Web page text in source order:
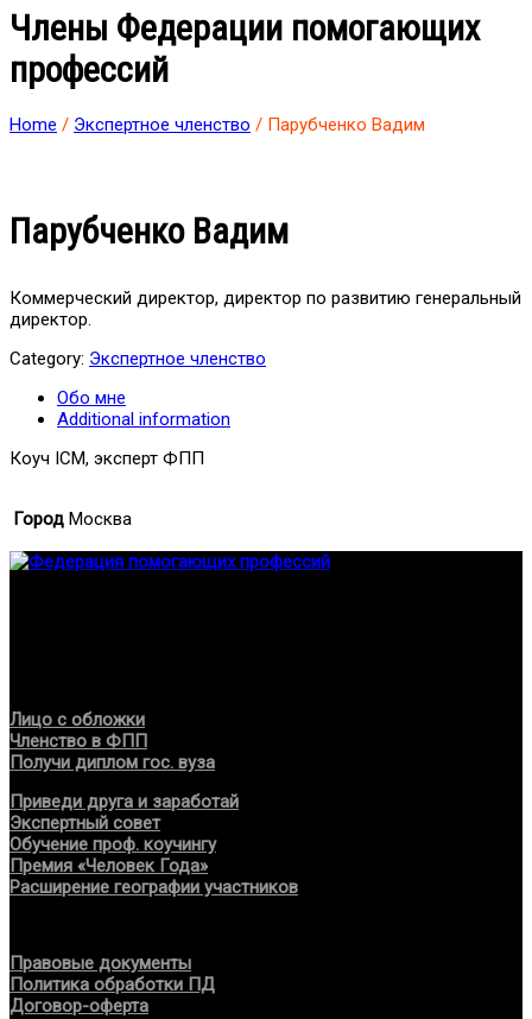
Члены Федерации помогающих
профессий
Home / Экспертное членство / Парубченко Вадим
Парубченко Вадим
Коммерческий директор, директор по развитию генеральный
директор.
Category: Экспертное членство
Обо мне
Additional information
Коуч ICM, эксперт ФПП
Город Москва
Лицо с обложки
Членство в ФПП
Получи диплом гос. вуза
Приведи друга и заработай
Экспертный совет
Обучение проф. коучингу
Премия «Человек Года»
Расширение географии участников
Правовые документы
Политика обработки ПД
Договор-оферта